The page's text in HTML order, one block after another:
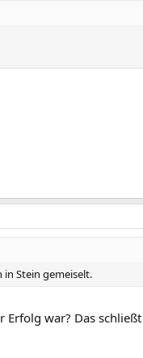
in Stein gemeiselt.
war? Das